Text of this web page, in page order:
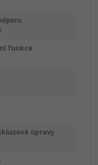
funkce
úpravy